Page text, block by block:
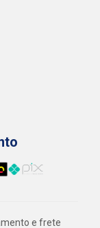
e frete